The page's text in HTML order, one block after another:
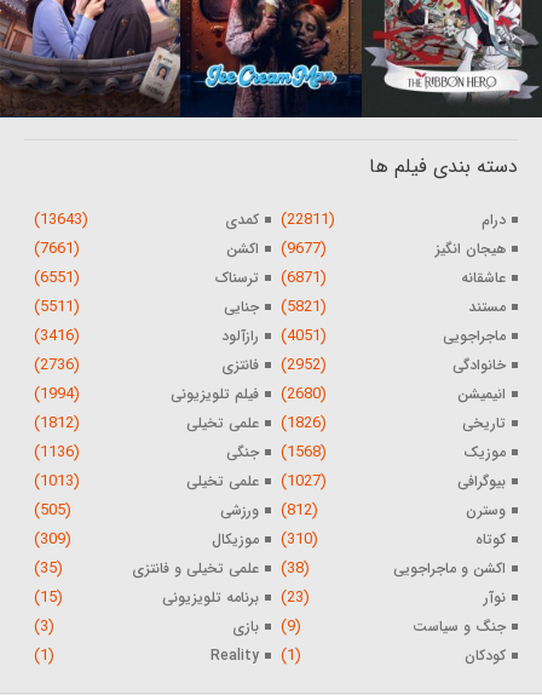
دسته بندی فیلم ها
درام (22811) کمدی (13643)
هیجان انگیز (9677) اکشن (7661)
عاشقانه (6871) ترسناک (6551)
مستند (5821) جنایی (5511)
ماجراجویی (4051) رازآلود (3416)
خانوادگی (2952) فانتزی (2736)
انیمیشن (2680) فیلم تلویزیونی (1994)
تاریخی (1826) علمی تخیلی (1812)
موزیک (1568) جنگی (1136)
بیوگرافی (1027) علمی تخیلی (1013)
وسترن (812) ورزشی (505)
کوتاه (310) موزیکال (309)
اکشن و ماجراجویی (38) علمی تخیلی و فانتزی (35)
نوآر (23) برنامه تلویزیونی (15)
جنگ و سیاست (9) بازی (3)
کودکان (1)
Reality
(1)